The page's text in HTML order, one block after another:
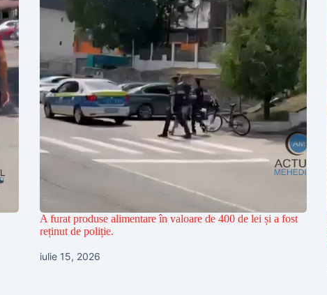
A furat produse alimentare în valoare de 400 de lei și a fost
reținut de poliție.
iulie 15, 2026